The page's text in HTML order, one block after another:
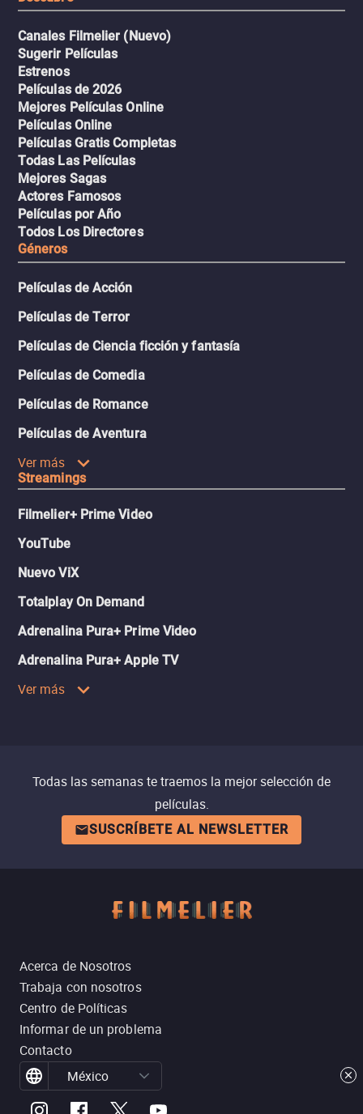
Canales Filmelier (Nuevo)
Sugerir Películas
Estrenos
Películas de 2026
Mejores Películas Online
Películas Online
Películas Gratis Completas
Todas Las Películas
Mejores Sagas
Actores Famosos
Películas por Año
Todos Los Directores
Géneros
Películas de Acción
Películas de Terror
Películas de Ciencia ficción y fantasía
Películas de Comedia
Películas de Romance
Películas de Aventura
Ver más
Streamings
Filmelier+ Prime Video
YouTube
Nuevo ViX
Totalplay On Demand
Adrenalina Pura+ Prime Video
Adrenalina Pura+ Apple TV
Ver más
Todas las semanas te traemos la mejor selección de
películas.
SUSCRÍBETE AL NEWSLETTER
Acerca de Nosotros
Trabaja con nosotros
Centro de Políticas
Informar de un problema
Contacto
México